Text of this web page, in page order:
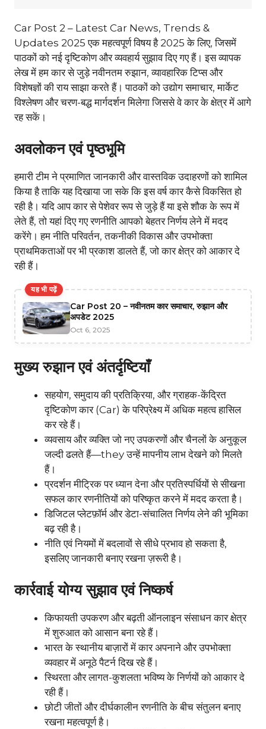
Car Post 2 – Latest Car News, Trends &
Updates 2025 एक महत्वपूर्ण विषय है 2025 के लिए, जिसमें
पाठकों को नई दृष्टिकोण और व्यवहार्य सुझाव दिए गए हैं। इस व्यापक
लेख में हम कार से जुड़े नवीनतम रुझान, व्यावहारिक टिप्स और
विशेषज्ञों की राय साझा करते हैं। पाठकों को उद्योग समाचार, मार्केट
विश्लेषण और चरण-बद्ध मार्गदर्शन मिलेगा जिससे वे कार के क्षेत्र में आगे
रह सकें।
अवलोकन एवं पृष्ठभूमि
हमारी टीम ने प्रमाणित जानकारी और वास्तविक उदाहरणों को शामिल
किया है ताकि यह दिखाया जा सके कि इस वर्ष कार कैसे विकसित हो
रही है। यदि आप कार से पेशेवर रूप से जुड़े हैं या इसे शौक के रूप में
लेते हैं, तो यहां दिए गए रणनीति आपको बेहतर निर्णय लेने में मदद
करेंगे। हम नीति परिवर्तन, तकनीकी विकास और उपभोक्ता
प्राथमिकताओं पर भी प्रकाश डालते हैं, जो कार क्षेत्र को आकार दे
रही हैं।
यह भी पढ़ें
Car Post 20 – नवीनतम कार समाचार, रुझान और
अपडेट 2025
Oct 6, 2025
मुख्य रुझान एवं अंतर्दृष्टियाँ
सहयोग, समुदाय की प्रतिक्रिया, और ग्राहक-केंद्रित
दृष्टिकोण कार (Car) के परिप्रेक्ष्य में अधिक महत्व हासिल
कर रहे हैं।
व्यवसाय और व्यक्ति जो नए उपकरणों और चैनलों के अनुकूल
जल्दी ढलते हैं—they उन्हें मापनीय लाभ देखने को मिलते
हैं।
प्रदर्शन मीट्रिक पर ध्यान देना और प्रतिस्पर्धियों से सीखना
सफल कार रणनीतियों को परिष्कृत करने में मदद करता है।
डिजिटल प्लेटफ़ॉर्म और डेटा-संचालित निर्णय लेने की भूमिका
बढ़ रही है।
नीति एवं नियमों में बदलावों से सीधे प्रभाव हो सकता है,
इसलिए जानकारी बनाए रखना ज़रूरी है।
कार्रवाई योग्य सुझाव एवं निष्कर्ष
किफायती उपकरण और बढ़ती ऑनलाइन संसाधन कार क्षेत्र
में शुरुआत को आसान बना रहे हैं।
भारत के स्थानीय बाज़ारों में कार अपनाने और उपभोक्ता
व्यवहार में अनूठे पैटर्न दिख रहे हैं।
स्थिरता और लागत-कुशलता भविष्य के निर्णयों को आकार दे
रही हैं।
छोटी जीतों और दीर्घकालीन रणनीति के बीच संतुलन बनाए
रखना महत्वपूर्ण है।